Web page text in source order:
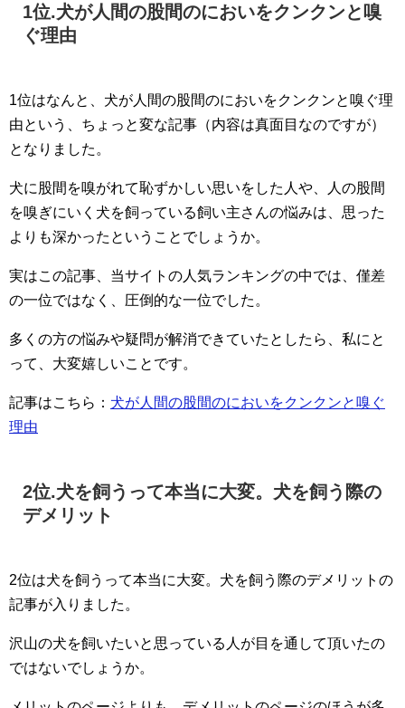
1位.犬が人間の股間のにおいをクンクンと嗅
ぐ理由
1位はなんと、犬が人間の股間のにおいをクンクンと嗅ぐ理
由という、ちょっと変な記事（内容は真面目なのですが）
となりました。
犬に股間を嗅がれて恥ずかしい思いをした人や、人の股間
を嗅ぎにいく犬を飼っている飼い主さんの悩みは、思った
よりも深かったということでしょうか。
実はこの記事、当サイトの人気ランキングの中では、僅差
の一位ではなく、圧倒的な一位でした。
多くの方の悩みや疑問が解消できていたとしたら、私にと
って、大変嬉しいことです。
記事はこちら： 犬が人間の股間のにおいをクンクンと嗅ぐ
理由
2位.犬を飼うって本当に大変。犬を飼う際の
デメリット
2位は犬を飼うって本当に大変。犬を飼う際のデメリットの
記事が入りました。
沢山の犬を飼いたいと思っている人が目を通して頂いたの
ではないでしょうか。